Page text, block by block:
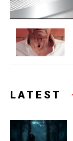
LATEST